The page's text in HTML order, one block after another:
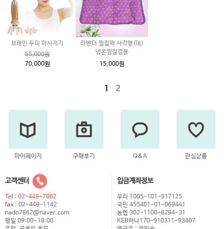
브레인 두피 마사지기
65,000원
70,000원
라벤더 찜질팩 사각형(대)
냉온찜질겸용
15,000원
1 2
마이페이지 구매후기 Q&A 관심상품
고객센터
Tel : 02-449-7862
fax : 02-449-1142
nado7862@naver.com
평일 09:00~18:00
입금계좌정보
우리 1005-101-917125
국민 455401-01-069441
농협 302-1100-8294-31
KEB하나170-910311-93407